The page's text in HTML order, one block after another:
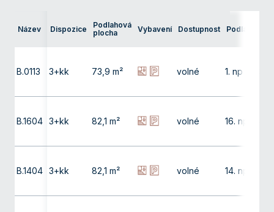
Název Dispozice
Podlahová
plocha
Vybavení Dostupnost Podlaží
B.0113 3+kk 73,9 m² volné 1. np
B.1604 3+kk 82,1 m² volné 16. np
B.1404 3+kk 82,1 m² volné 14. np